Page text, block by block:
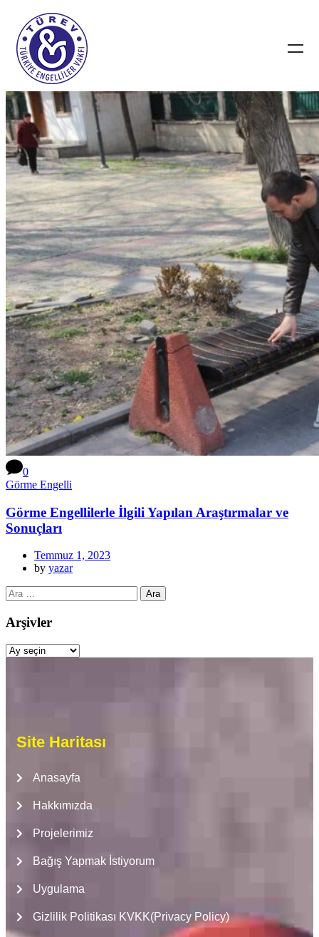
0
Görme Engelli
Görme Engellilerle İlgili Yapılan Araştırmalar ve
Sonuçları
Temmuz 1, 2023
by yazar
Arşivler
Site Haritası
Anasayfa
Hakkımızda
Projelerimiz
Bağış Yapmak İstiyorum
Uygulama
Gizlilik Politikası KVKK(Privacy Policy)